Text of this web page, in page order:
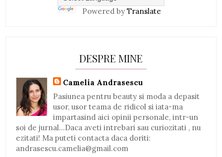
Powered by Translate
DESPRE MINE
Camelia Andrasescu
Pasiunea pentru beauty si moda a depasit
usor, usor teama de ridicol si iata-ma
impartasind aici opinii personale, intr-un
soi de jurnal...Daca aveti intrebari sau curiozitati , nu
ezitati! Ma puteti contacta daca doriti:
andrasescu.camelia@gmail.com